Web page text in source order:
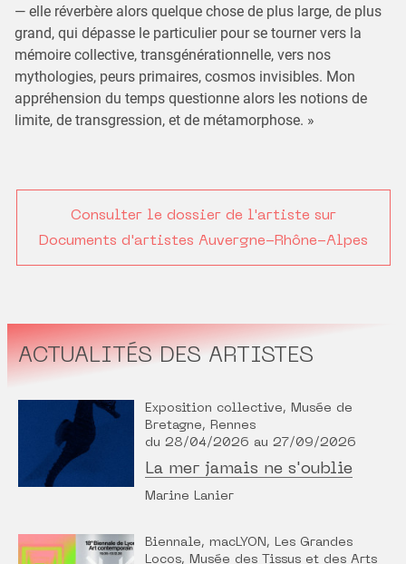
— elle réverbère alors quelque chose de plus large, de plus
grand, qui dépasse le particulier pour se tourner vers la
mémoire collective, transgénérationnelle, vers nos
mythologies, peurs primaires, cosmos invisibles. Mon
appréhension du temps questionne alors les notions de
limite, de transgression, et de métamorphose. »
Consulter le dossier de l'artiste sur
Documents d'artistes Auvergne-Rhône-Alpes
ACTUALITÉS DES ARTISTES
Exposition collective, Musée de
Bretagne, Rennes
du 28/04/2026 au 27/09/2026
La mer jamais ne s'oublie
Marine Lanier
Biennale, macLYON, Les Grandes
Locos, Musée des Tissus et des Arts